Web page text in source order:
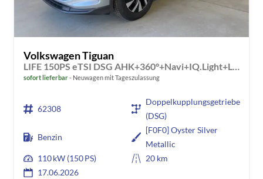
Volkswagen Tiguan
sofort lieferbar Neuwagen mit Tageszulassung
62308
Doppelkupplungsgetriebe
(DSG)
Benzin
[F0F0] Oyster Silver
Metallic
110 kW (150 PS)
20 km
17.06.2026